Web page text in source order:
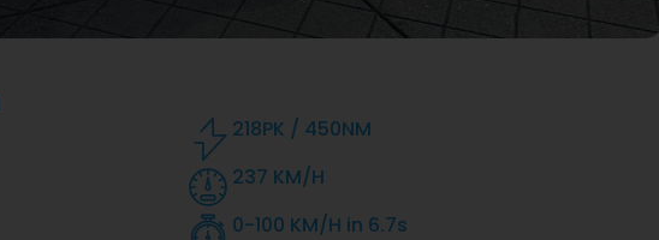
218PK / 450NM
237 KM/H
0-100 KM/H in 6.7s